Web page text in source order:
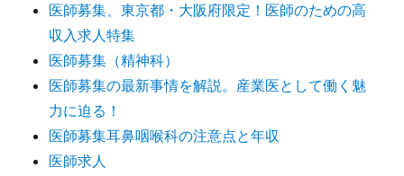
医師募集、東京都・大阪府限定！医師のための高
収入求人特集
医師募集（精神科）
医師募集の最新事情を解説。産業医として働く魅
力に迫る！
医師募集耳鼻咽喉科の注意点と年収
医師求人